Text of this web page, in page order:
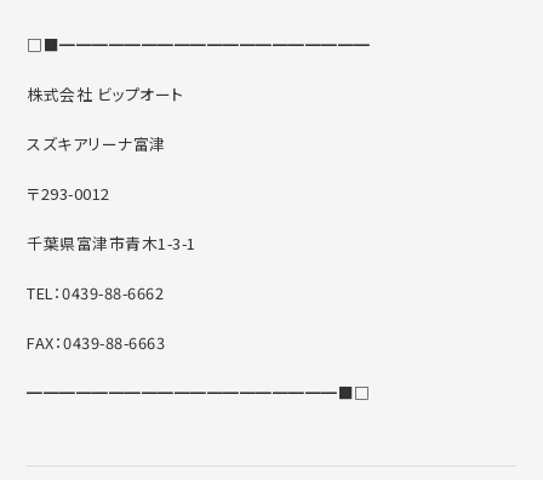
□■━━━━━━━━━━━━━━━━━━━
株式会社 ビップオート
スズキアリーナ富津
〒293-0012
千葉県富津市青木1-3-1
TEL：0439-88-6662
FAX：0439-88-6663
━━━━━━━━━━━━━━━━━━━■□